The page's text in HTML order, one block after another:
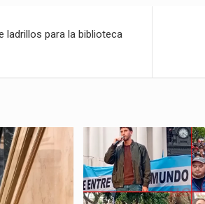
ladrillos para la biblioteca